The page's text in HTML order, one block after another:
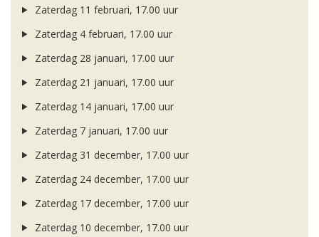
Zaterdag 11 februari, 17.00 uur
Zaterdag 4 februari, 17.00 uur
Zaterdag 28 januari, 17.00 uur
Zaterdag 21 januari, 17.00 uur
Zaterdag 14 januari, 17.00 uur
Zaterdag 7 januari, 17.00 uur
Zaterdag 31 december, 17.00 uur
Zaterdag 24 december, 17.00 uur
Zaterdag 17 december, 17.00 uur
Zaterdag 10 december, 17.00 uur